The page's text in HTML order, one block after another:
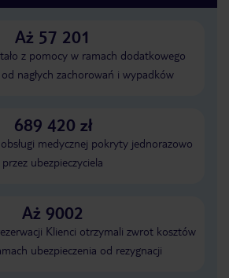
Aż 57 201
z pomocy w ramach dodatkowego
nagłych zachorowań i wypadków
689 420 zł
medycznej pokryty jednorazowo
przez ubezpieczyciela
Aż 9002
Klienci otrzymali zwrot kosztów
ubezpieczenia od rezygnacji